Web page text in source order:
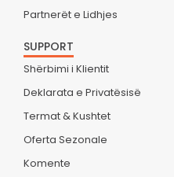
Partnerët e Lidhjes
SUPPORT
Shërbimi i Klientit
Deklarata e Privatësisë
Termat & Kushtet
Oferta Sezonale
Komente